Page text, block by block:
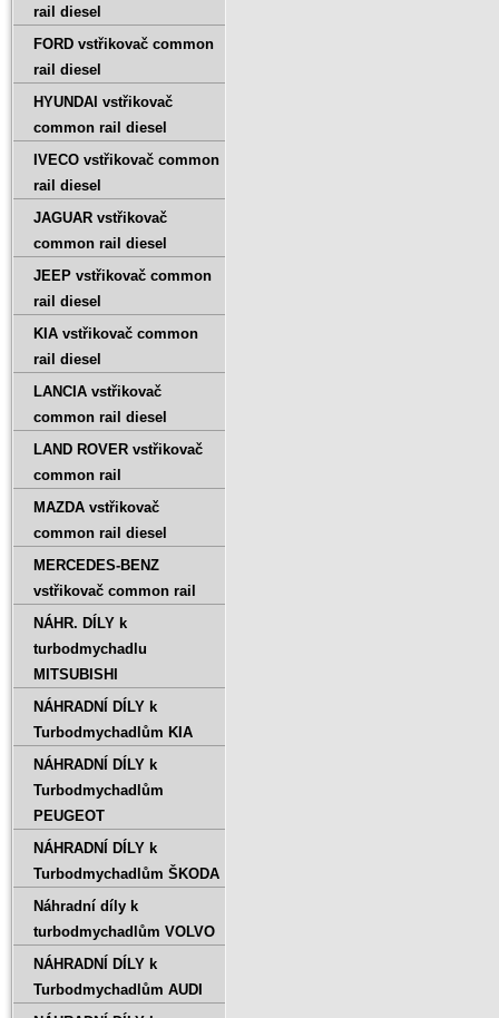
rail diesel
FORD vstřikovač common
rail diesel
HYUNDAI vstřikovač
common rail diesel
IVECO vstřikovač common
rail diesel
JAGUAR vstřikovač
common rail diesel
JEEP vstřikovač common
rail diesel
KIA vstřikovač common
rail diesel
LANCIA vstřikovač
common rail diesel
LAND ROVER vstřikovač
common rail
MAZDA vstřikovač
common rail diesel
MERCEDES-BENZ
vstřikovač common rail
NÁHR. DÍLY k
turbodmychadlu
MITSUBISHI
NÁHRADNÍ DÍLY k
Turbodmychadlům KIA
NÁHRADNÍ DÍLY k
Turbodmychadlům
PEUGEOT
NÁHRADNÍ DÍLY k
Turbodmychadlům ŠKODA
Náhradní díly k
turbodmychadlům VOLVO
NÁHRADNÍ DÍLY k
Turbodmychadlům AUDI